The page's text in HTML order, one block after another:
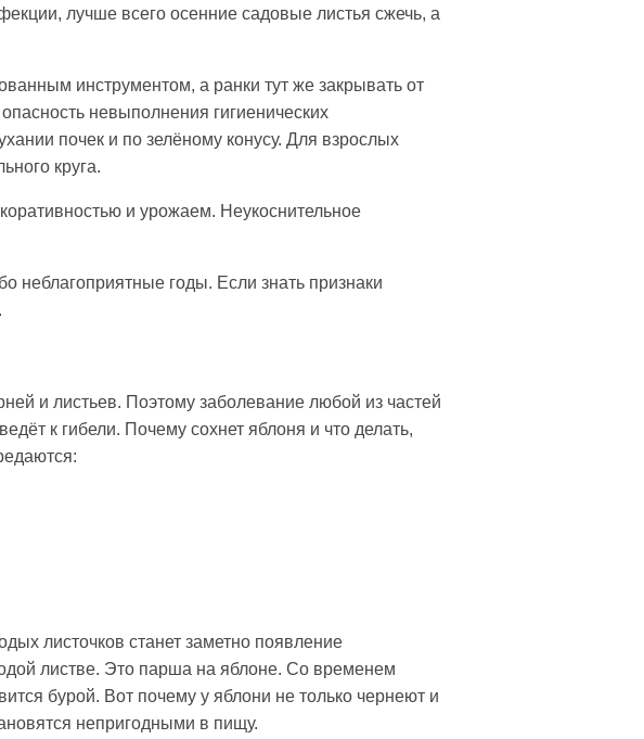
лучше всего осенние садовые листья сжечь, а
инструментом, а ранки тут же закрывать от
невыполнения гигиенических
почек и по зелёному конусу. Для взрослых
круга.
и урожаем. Неукоснительное
неблагоприятные годы. Если знать признаки
и листьев. Поэтому заболевание любой из частей
к гибели. Почему сохнет яблоня и что делать,
листочков станет заметно появление
листве. Это парша на яблоне. Со временем
бурой. Вот почему у яблони не только чернеют и
непригодными в пищу.